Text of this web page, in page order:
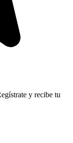
y recibe tu